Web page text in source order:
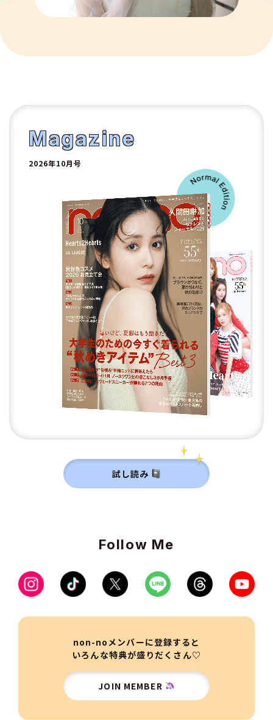
9
10
2
Magazine
2026年10月号
試し読み
Follow Me
non-noメンバーに登録すると
いろんな特典が盛りだくさん♡
JOIN MEMBER